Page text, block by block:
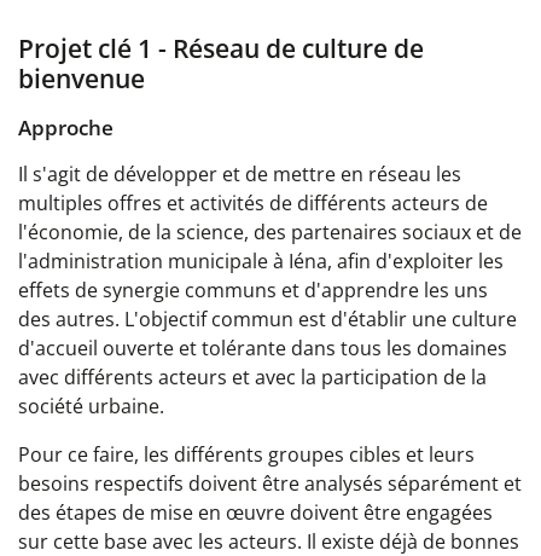
Projet clé 1 - Réseau de culture de
bienvenue
Approche
Il s'agit de développer et de mettre en réseau les
multiples offres et activités de différents acteurs de
l'économie, de la science, des partenaires sociaux et de
l'administration municipale à Iéna, afin d'exploiter les
effets de synergie communs et d'apprendre les uns
des autres. L'objectif commun est d'établir une culture
d'accueil ouverte et tolérante dans tous les domaines
avec différents acteurs et avec la participation de la
société urbaine.
Pour ce faire, les différents groupes cibles et leurs
besoins respectifs doivent être analysés séparément et
des étapes de mise en œuvre doivent être engagées
sur cette base avec les acteurs. Il existe déjà de bonnes